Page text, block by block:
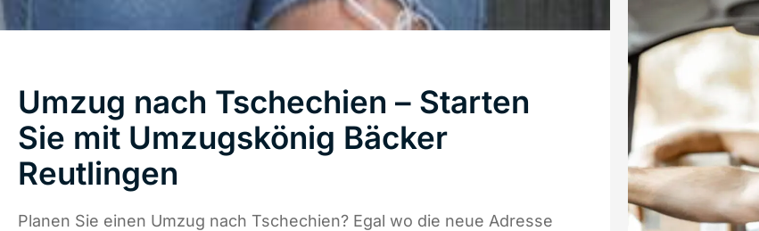
Umzug nach Tschechien – Starten
Sie mit Umzugskönig Bäcker
Reutlingen
Planen Sie einen Umzug nach Tschechien? Egal wo die neue Adresse